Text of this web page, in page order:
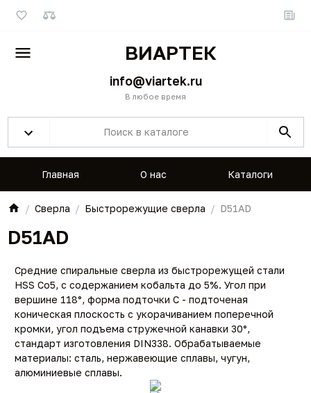
ВИАРТЕК
info@viartek.ru
В любое время
Главная О нас Каталоги
Сверла Быстрорежущие сверла D51AD
D51AD
Средние спиральные сверла из быстрорежущей стали
HSS Co5, с содержанием кобальта до 5%. Угол при
вершине 118°, форма подточки С - подточеная
коническая плоскость с укорачиванием поперечной
кромки, угол подъема стружечной канавки 30°,
стандарт изготовления DIN338. Обрабатываемые
материалы: сталь, нержавеющие сплавы, чугун,
алюминиевые сплавы.